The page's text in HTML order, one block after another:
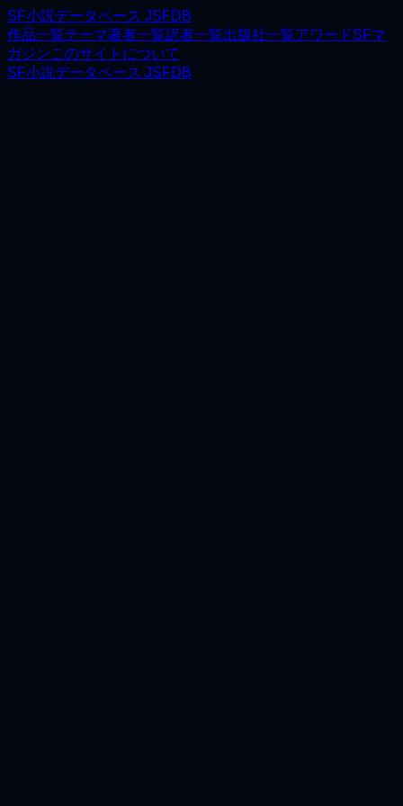
SF小説データベース JSFDB
作品一覧テーマ著者一覧訳者一覧出版社一覧アワードSFマ
ガジンこのサイトについて
SF小説データベース JSFDB